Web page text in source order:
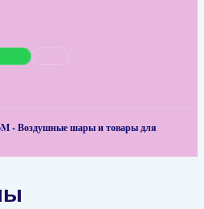
- Воздушные шары и товары для